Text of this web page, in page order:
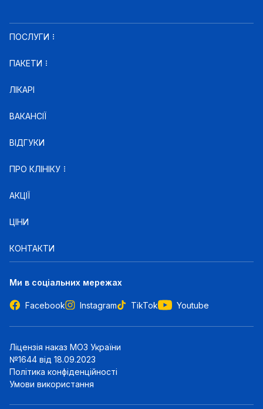
ПОСЛУГИ
ПАКЕТИ
ЛІКАРІ
ВАКАНСІЇ
ВІДГУКИ
ПРО КЛІНІКУ
АКЦІЇ
ЦІНИ
КОНТАКТИ
Ми в соціальних мережах
Facebook Instagram TikTok Youtube
Ліцензія наказ МОЗ України
№1644 від 18.09.2023
Політика конфіденційності
Умови використання